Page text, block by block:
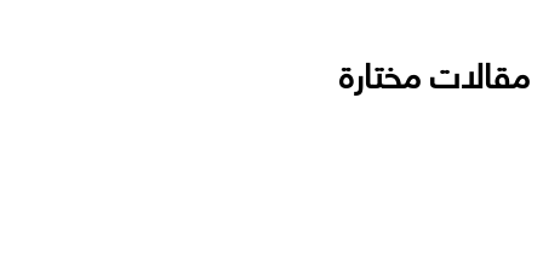
مقالات مختارة